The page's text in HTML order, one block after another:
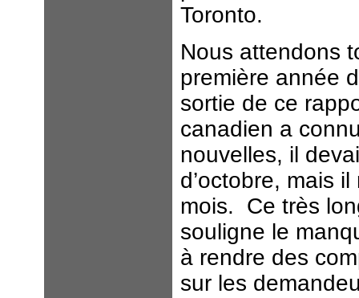
Toronto.
Nous attendons
première année
sortie de ce
canadien a
nouvelles, il
d’octobre, mais
mois. Ce très
souligne le
à rendre des
sur les